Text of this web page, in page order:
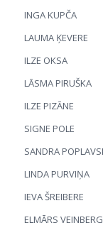
INGA KUPČA
LAUMA ĶEVERE
ILZE OKSA
LĀSMA PIRUŠKA
ILZE PIZĀNE
SIGNE POLE
SANDRA
LINDA PURVIŅA
IEVA ŠREIBERE
ELMĀRS